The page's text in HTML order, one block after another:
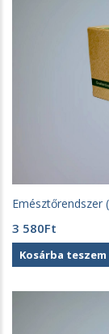
Emésztőrendszer
3 580Ft
Kosárba teszem